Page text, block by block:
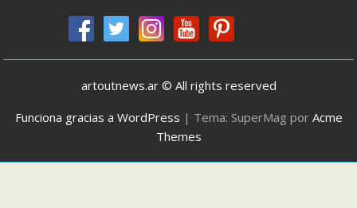
artoutnews.ar © All rights reserved
Funciona gracias a WordPress | Tema: SuperMag por Acme
Themes